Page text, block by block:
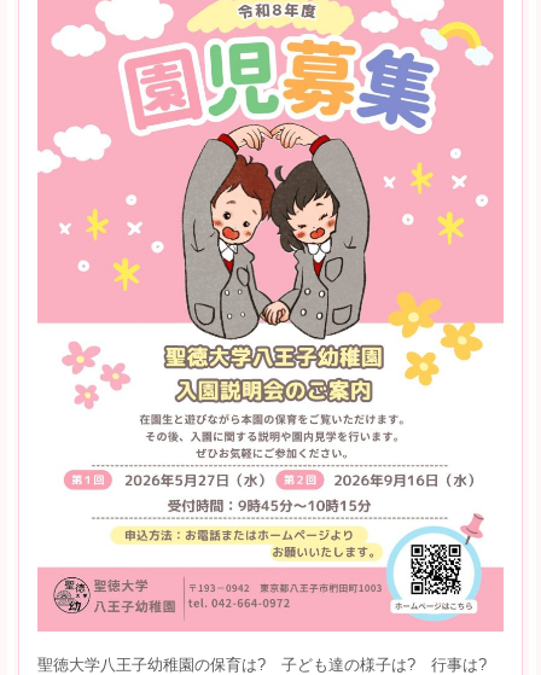
聖徳大学八王子幼稚園の保育は? 子ども達の様子は? 行事は?